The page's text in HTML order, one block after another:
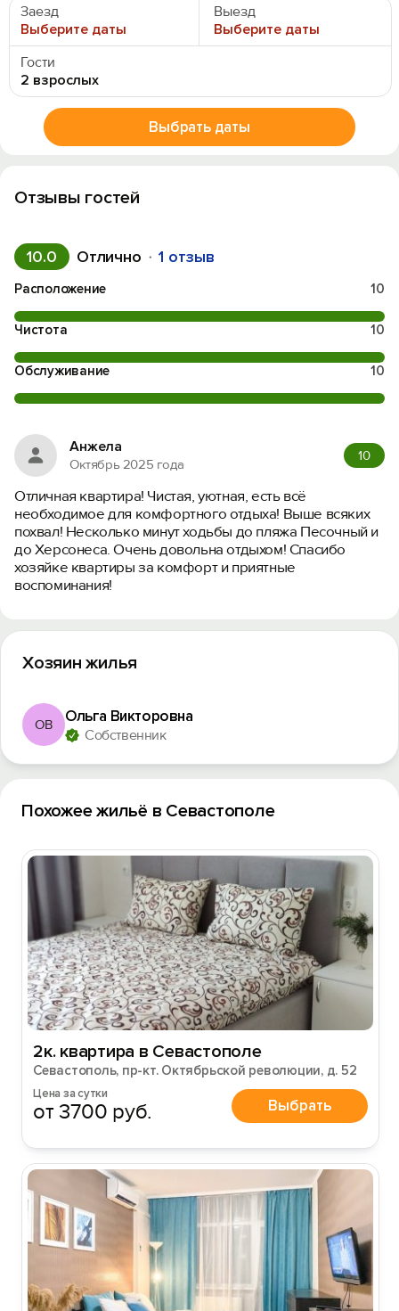
Заезд
Выберите даты
Выезд
Выберите даты
Гости
2 взрослых
Выбрать даты
Отзывы гостей
10.0 Отлично 1 отзыв
Расположение 10
Чистота 10
Обслуживание 10
Анжела
Октябрь 2025 года
10
Отличная квартира! Чистая, уютная, есть всё
необходимое для комфортного отдыха! Выше всяких
похвал! Несколько минут ходьбы до пляжа Песочный и
до Херсонеса. Очень довольна отдыхом! Спасибо
хозяйке квартиры за комфорт и приятные
воспоминания!
Хозяин жилья
ОВ Ольга Викторовна
Собственник
Похожее жильё в Севастополе
2к. квартира в Севастополе
Севастополь, пр-кт. Октябрьской революции, д. 52
Цена за сутки
от 3700 руб. Выбрать